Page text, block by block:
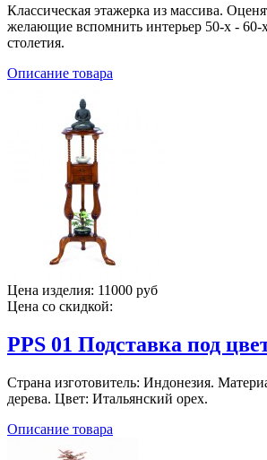
Классическая этажерка из массива.
желающие вспомнить интерьер 50-х - 60-
столетия.
Описание товара
Цена изделия: 11000 руб
Цена со скидкой:
PPS 01 Подставка под
Страна изготовитель: Индонезия.
дерева. Цвет: Итальянский орех.
Описание товара